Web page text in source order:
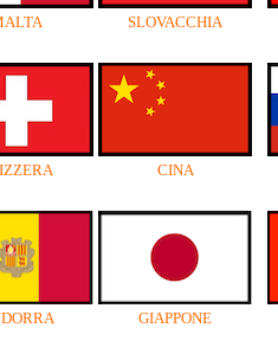
SLOVACCHIA
CINA
GIAPPONE